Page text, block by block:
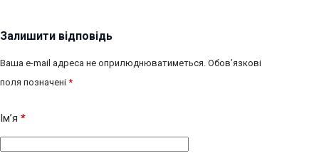
Залишити відповідь
Ваша e-mail адреса не оприлюднюватиметься. Обов’язкові
поля позначені *
Ім’я *